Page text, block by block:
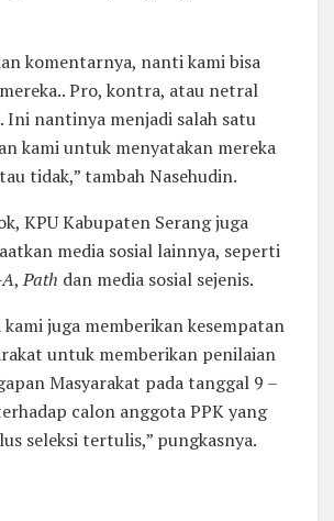
komentarnya, nanti kami bisa
Pro, kontra, atau netral
Ini nantinya menjadi salah satu
kami untuk menyatakan mereka
tidak,” tambah Nasehudin.
KPU Kabupaten Serang juga
media sosial lainnya, seperti
,Path dan media sosial sejenis.
kami juga memberikan kesempatan
untuk memberikan penilaian
Masyarakat pada tanggal 9 –
calon anggota PPK yang
seleksi tertulis,” pungkasnya.